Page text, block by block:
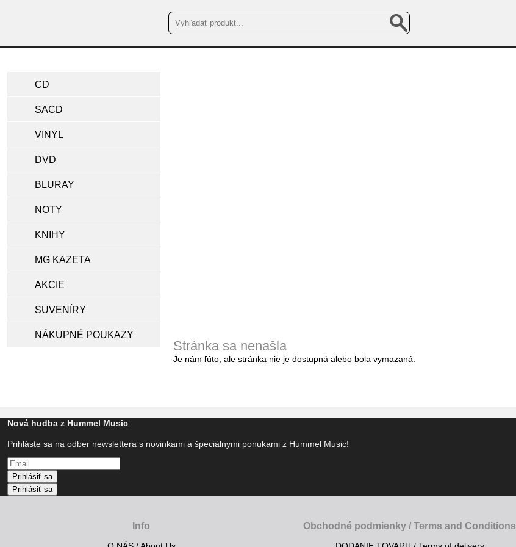
CD
SACD
VINYL
DVD
BLURAY
NOTY
KNIHY
MG KAZETA
AKCIE
SUVENÍRY
NÁKUPNÉ POUKAZY
Stránka sa nenašla
Je nám ľúto, ale stránka nie je dostupná alebo bola vymazaná.
Nová hudba z Hummel Music
Prihláste sa na odber newslettera s novinkami a špeciálnymi ponukami z Hummel Music!
Prihlásiť sa
Prihlásiť sa
Info Obchodné podmienky / Terms and Conditions